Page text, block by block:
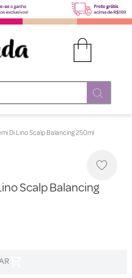
Di Lino Scalp Balancing 250ml
Scalp Balancing